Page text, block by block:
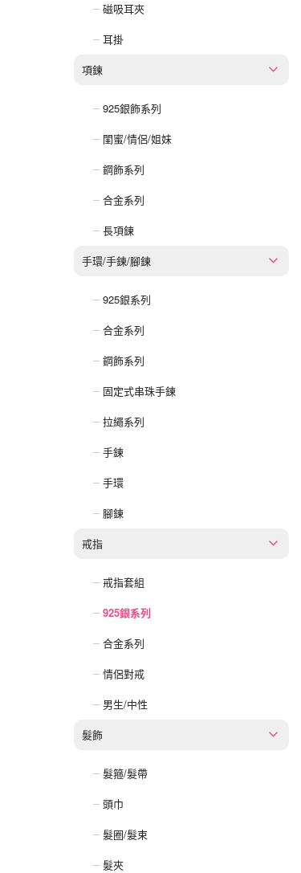
磁吸耳夾
耳掛
項鍊
925銀飾系列
閨蜜/情侶/姐妹
鋼飾系列
合金系列
長項鍊
手環/手鍊/腳鍊
925銀系列
合金系列
鋼飾系列
固定式串珠手鍊
拉繩系列
手鍊
手環
腳鍊
戒指
戒指套組
925銀系列
合金系列
情侶對戒
男生/中性
髮飾
髮箍/髮帶
頭巾
髮圈/髮束
髮夾